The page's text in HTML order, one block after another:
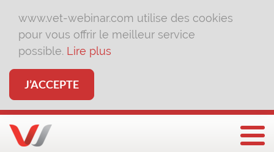
www.vet-webinar.com utilise des cookies
pour vous offrir le meilleur service
possible. Lire plus
J’ACCEPTE